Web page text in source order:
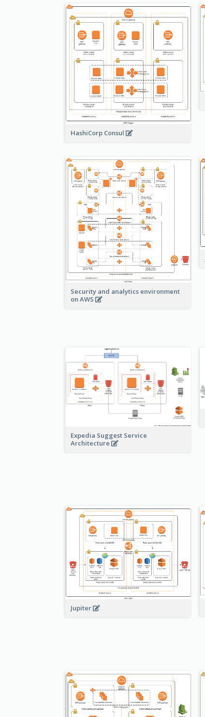
HashiCorp Consul
Security and analytics environment
on AWS
Expedia Suggest Service
Architecture
Jupiter